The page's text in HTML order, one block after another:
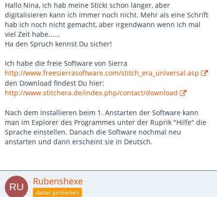
Hallo Nina, ich hab meine Sticki schon länger, aber
digitalisieren kann ich immer noch nicht. Mehr als eine Schrift
hab ich noch nicht gemacht, aber irgendwann wenn ich mal
viel Zeit habe......
Ha den Spruch kennst Du sicher!
Ich habe die freie Software von Sierra
http://www.freesierrasoftware.com/stitch_era_universal.asp
den Download findest Du hier:
http://www.stitchera.de/index.php/contact/download
Nach dem Installieren beim 1. Anstarten der Software kann
man im Explorer des Programmes unter der Ruprik "Hilfe" die
Sprache einstellen. Danach die Software nochmal neu
anstarten und dann erscheint sie in Deutsch.
Rubenshexe
dabei geblieben